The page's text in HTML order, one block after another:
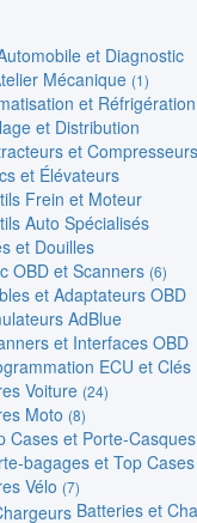
et Diagnostic
Mécanique (1)
et Réfrigération
et Distribution
et Compresseurs
et Élévateurs
Frein et Moteur
Auto Spécialisés
et Douilles
OBD et Scanners (6)
et Adaptateurs OBD
AdBlue
et Interfaces OBD
ECU et Clés
Voiture (24)
Moto (8)
Cases et Porte-Casques
bagages et Top Cases
Vélo (7)
Batteries et